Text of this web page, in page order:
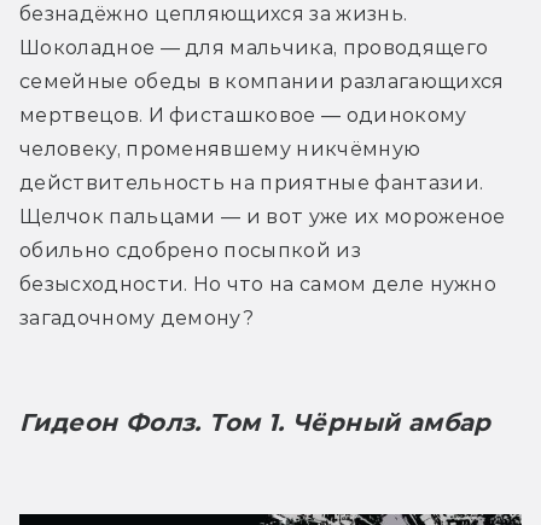
безнадёжно цепляющихся за жизнь.
Шоколадное — для мальчика, проводящего
семейные обеды в компании разлагающихся
мертвецов. И фисташковое — одинокому
человеку, променявшему никчёмную
действительность на приятные фантазии.
Щелчок пальцами — и вот уже их мороженое
обильно сдобрено посыпкой из
безысходности. Но что на самом деле нужно
загадочному демону?
Гидеон Фолз. Том 1. Чёрный амбар